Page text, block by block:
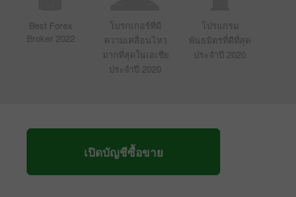
Best Forex
Broker 2022
โบรกเกอร์ที่มี
ความเคลื่อนไหว
มากที่สุดในเอเชีย
ประจำปี 2020
โปรแกรม
พันธมิตรที่ดีที่สุด
ประจำปี 2020
เปิดบัญชีซื้อขาย